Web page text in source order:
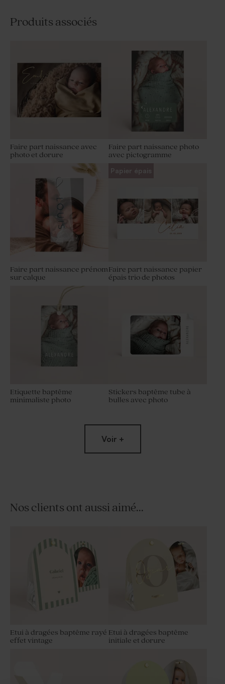
Produits associés
Faire part naissance avec
photo et dorure
Faire part naissance photo
avec pictogramme
Faire part naissance prénom
sur calque
Papier épais
Faire part naissance papier
épais trio de photos
Etiquette baptême
minimaliste photo
Stickers baptême tube à
bulles avec photo
Voir +
Nos clients ont aussi aimé...
Etui à dragées baptême rayé
effet vintage
Etui à dragées baptême
initiale et dorure